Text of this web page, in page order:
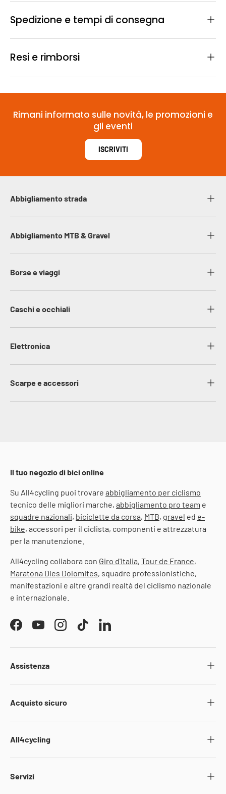
Spedizione e tempi di consegna
Resi e rimborsi
Rimani informato sulle novità, le promozioni e
gli eventi
ISCRIVITI
Abbigliamento strada
Abbigliamento MTB & Gravel
Borse e viaggi
Caschi e occhiali
Elettronica
Scarpe e accessori
Il tuo negozio di bici online
Su All4cycling puoi trovare abbigliamento per ciclismo
tecnico delle migliori marche, abbigliamento pro team e
squadre nazionali, biciclette da corsa, MTB, gravel ed e-
bike, accessori per il ciclista, componenti e attrezzatura
per la manutenzione.
All4cycling collabora con Giro d'Italia, Tour de France,
Maratona Dles Dolomites, squadre professionistiche,
manifestazioni e altre grandi realtà del ciclismo nazionale
e internazionale.
FacebookYouTubeInstagramTikTokLinkedIn
Assistenza
Acquisto sicuro
All4cycling
Servizi